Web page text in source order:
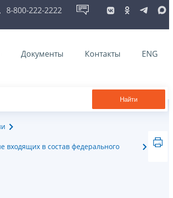
8-800-222-2222
Документы Контакты ENG
Найти
входящих в состав федерального